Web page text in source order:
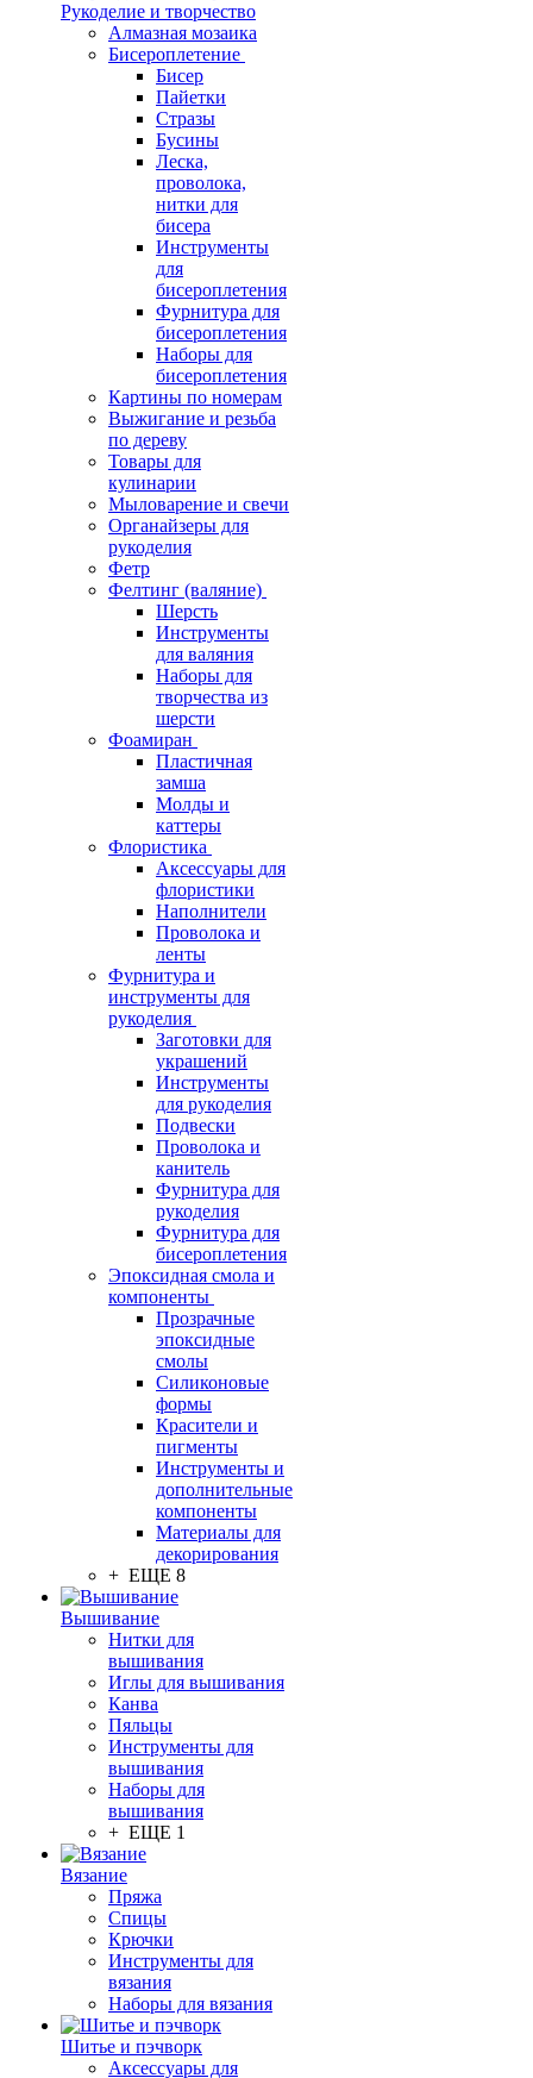
Рукоделие и творчество
Алмазная мозаика
Бисероплетение
Бисер
Пайетки
Стразы
Бусины
Леска,
проволока,
нитки для
бисера
Инструменты
для
бисероплетения
Фурнитура для
бисероплетения
Наборы для
бисероплетения
Картины по номерам
Выжигание и резьба
по дереву
Товары для
кулинарии
Мыловарение и свечи
Органайзеры для
рукоделия
Фетр
Фелтинг (валяние)
Шерсть
Инструменты
для валяния
Наборы для
творчества из
шерсти
Фоамиран
Пластичная
замша
Молды и
каттеры
Флористика
Аксессуары для
флористики
Наполнители
Проволока и
ленты
Фурнитура и
инструменты для
рукоделия
Заготовки для
украшений
Инструменты
для рукоделия
Подвески
Проволока и
канитель
Фурнитура для
рукоделия
Фурнитура для
бисероплетения
Эпоксидная смола и
компоненты
Прозрачные
эпоксидные
смолы
Силиконовые
формы
Красители и
пигменты
Инструменты и
дополнительные
компоненты
Материалы для
декорирования
+ ЕЩЕ 8
Вышивание
Нитки для
вышивания
Иглы для вышивания
Канва
Пяльцы
Инструменты для
вышивания
Наборы для
вышивания
+ ЕЩЕ 1
Вязание
Пряжа
Спицы
Крючки
Инструменты для
вязания
Наборы для вязания
Шитье и пэчворк
Аксессуары для